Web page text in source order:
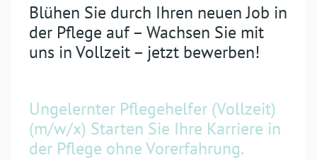
Blühen Sie durch Ihren neuen Job in
der Pflege auf – Wachsen Sie mit
uns in Vollzeit – jetzt bewerben!
Ungelernter Pflegehelfer (Vollzeit)
(m/w/x) Starten Sie Ihre Karriere in
der Pflege ohne Vor­erfahrung.